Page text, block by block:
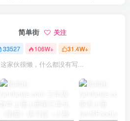
简单街 关注
33527 106W+ 31.4W+
这家伙很懒，什么都没有写...